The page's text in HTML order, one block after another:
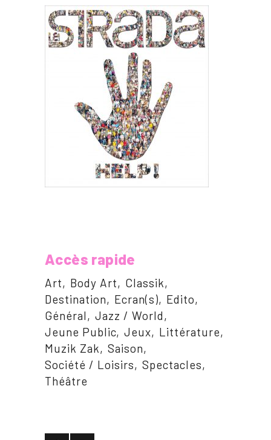
Accès rapide
Art Body Art
Classik
Destination
Ecran(s)
Edito
Général
Jazz / World
Jeune Public Jeux
Littérature
Muzik Zak
Saison
Société / Loisirs
Spectacles
Théâtre